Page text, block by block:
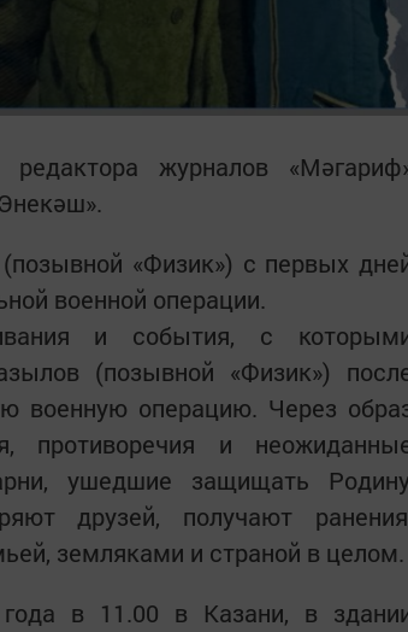
редактора журналов
«Физик») с первых
военной операции.
и события, с
(позывной «Физик»)
военную операцию. Через
противоречия и
ушедшие защищать
друзей, получают
земляками и страной в целом.
в 11.00 в Казани, в